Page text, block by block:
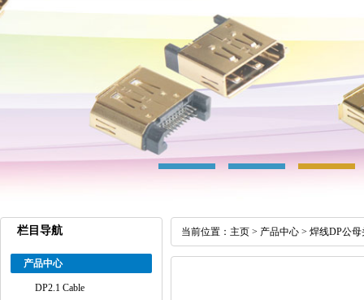
栏目导航
产品中心
DP2.1 Cable
当前位置： 主页 > 产品中心 > 焊线DP公母